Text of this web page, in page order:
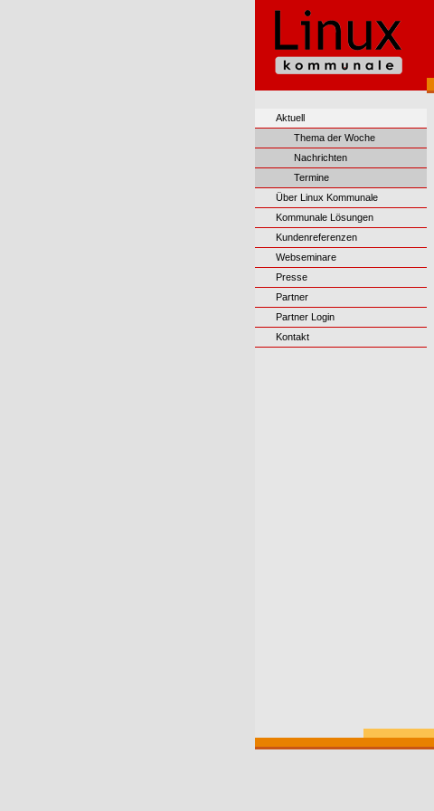
Aktuell
Thema der Woche
Nachrichten
Termine
Über Linux Kommunale
Kommunale Lösungen
Kundenreferenzen
Webseminare
Presse
Partner
Partner Login
Kontakt